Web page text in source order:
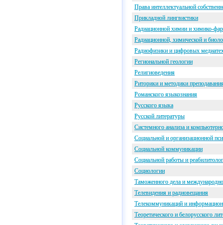
Права интеллектуальной
Прикладной лингвистики
Радиационной химии и химико-
Радиационной, химической и
Радиофизики и цифровых
Региональной геологии
Религиоведения
Риторики и методики
Романского языкознания
Русского языка
Русской литературы
Системного анализа и
Социальной и организационной
Социальной коммуникации
Социальной работы и
Социологии
Таможенного дела и
Телевидения и радиовещания
Телекоммуникаций и
Теоретического и белорусского